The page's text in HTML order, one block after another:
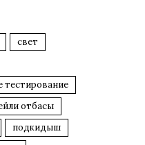
свет
тестирование
отбасы
подкидыш